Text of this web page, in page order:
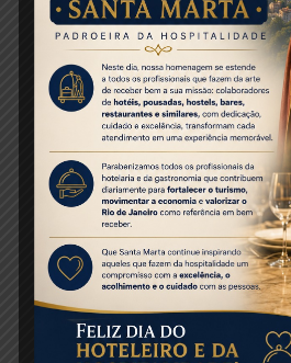
crise formados pelo
adotado uma série de
orientações aos setores
jurídica e pleitos junto às
para pedir a
municipais, estaduais e
Divulgação: Arteiras
Share this entry